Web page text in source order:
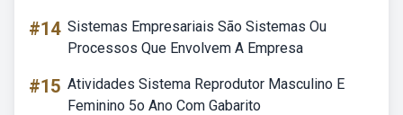
#14 Sistemas Empresariais São Sistemas Ou
Processos Que Envolvem A Empresa
#15 Atividades Sistema Reprodutor Masculino E
Feminino 5o Ano Com Gabarito